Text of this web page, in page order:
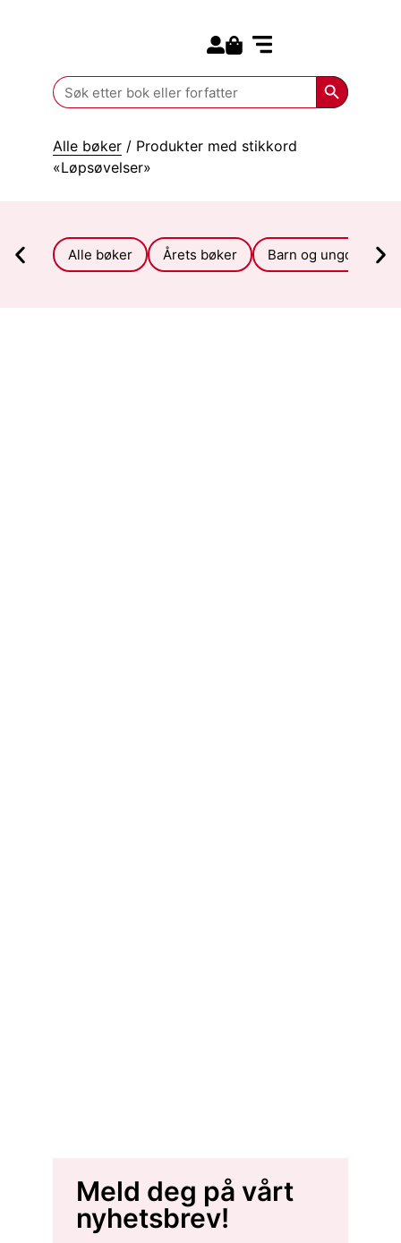
Search
for:
Search
Alle bøker / Produkter med stikkord
«Løpsøvelser»
Alle bøker Årets bøker Barn og ungdom
Meld deg på vårt
nyhetsbrev!